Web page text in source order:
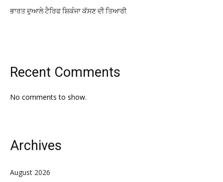
ਭਾਰਤ ਦੁਆਲੇ ਟੈਰਿਫ ਸ਼ਿਕੰਜਾ ਕੱਸਣ ਦੀ ਤਿਆਰੀ
Recent Comments
No comments to show.
Archives
August 2026